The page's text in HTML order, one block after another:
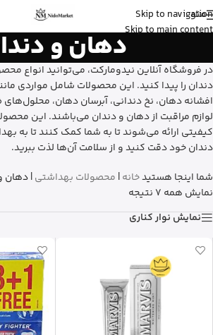
Skip to navigation
Skip to main content
منو
دهان و
در فروشگاه آنلاین نیدومارکت، می‌توانید انواع
دندان را پیدا کنید. این محصولات شامل مواردی
افشانه دهان، نخ دندانی، آبرسان دهان،
لوازم مراقبت از دهان و دندان می‌باشند. این
کیفیتی ارائه می‌شوند تا به شما کمک کنند تا به
دندان خود دقت کنید و از سلامت آن‌ها لذت ببرید.
شما اینجا هستیدخانه| محصولات بهداشتی|دهان
نمایش همه 7 نتیجه
نمایش نوار کناری
زهرااز گرگان
کپسول پریورین بایر آلمان رو خرید کرد